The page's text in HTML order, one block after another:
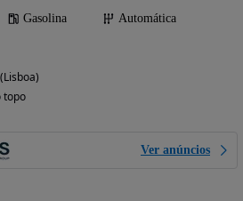
Gasolina
Automática
topo
Ver anúncios